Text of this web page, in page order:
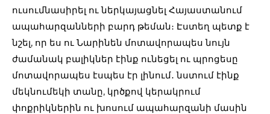
ուսումնասիրել ու ներկայացնել Հայաստանում
ապահարզանների բարդ թեման։ Էստեղ պետք է
նշել, որ ես ու Նարինեն մոտավորապես նույն
ժամանակ բալիկներ էինք ունեցել ու պրոցեսը
մոտավորապես էսպես էր լինում․ նստում էինք
մեկնումեկի տանը, կրծքով կերակրում
փոքրիկներին ու խոսում ապահարզանի մասին